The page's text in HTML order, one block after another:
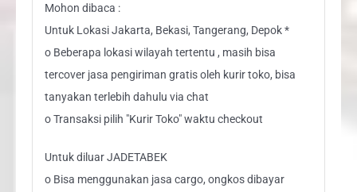
Mohon dibaca :
Untuk Lokasi Jakarta, Bekasi, Tangerang, Depok *
o Beberapa lokasi wilayah tertentu , masih bisa
tercover jasa pengiriman gratis oleh kurir toko, bisa
tanyakan terlebih dahulu via chat
o Transaksi pilih "Kurir Toko" waktu checkout
Untuk diluar JADETABEK
o Bisa menggunakan jasa cargo, ongkos dibayar